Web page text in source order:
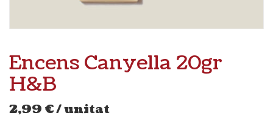
Encens Canyella 20gr
H&B
2,99 €/ unitat